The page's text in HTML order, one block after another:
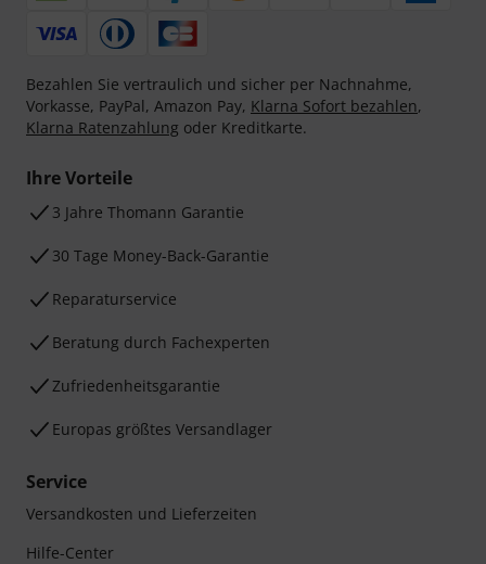
Bezahlen Sie vertraulich und sicher per Nachnahme,
Vorkasse, PayPal, Amazon Pay, Klarna Sofort bezahlen,
Klarna Ratenzahlung oder Kreditkarte.
Ihre Vorteile
3 Jahre Thomann Garantie
30 Tage Money-Back-Garantie
Reparaturservice
Beratung durch Fachexperten
Zufriedenheitsgarantie
Europas größtes Versandlager
Service
Versandkosten und Lieferzeiten
Hilfe-Center